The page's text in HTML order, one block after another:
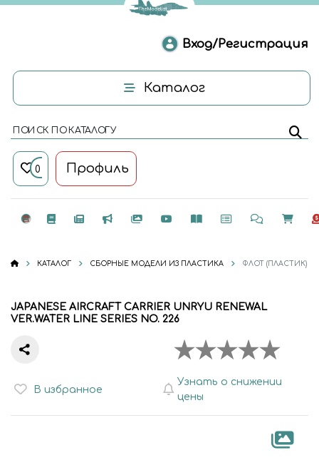
Вход/Регистрация
Каталог
ПОИСК ПО КАТАЛОГУ
0 Профиль
КАТАЛОГ СБОРНЫЕ МОДЕЛИ ИЗ ПЛАСТИКА ФЛОТ (ПЛАСТИК)
JAPANESE AIRCRAFT CARRIER UNRYU RENEWAL
VER.WATER LINE SERIES NO. 226
В избранное
Узнать о снижении
цены